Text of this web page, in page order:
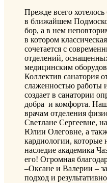
Прежде всего
в ближайшем
бор, а в нем
в котором
сочетается с
отделений,
медицинским
Коллектив санатория
слаженностью работы
создает в санатории
добра и комфорта.
врачам отделения
Светлане Сергеевне,
Юлии Олеговне, а
кардиологии, которые
наследие академика
его! Огромная
–Оксане и Валерии –
подход и